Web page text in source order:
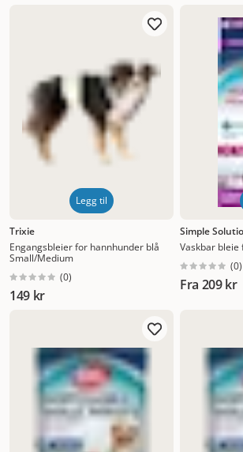
Legg til
Trixie
Engangsbleier for hannhunder blå
Small/Medium
(0)
149 kr
Simple
Vaskbar
(0)
Fra 209 kr